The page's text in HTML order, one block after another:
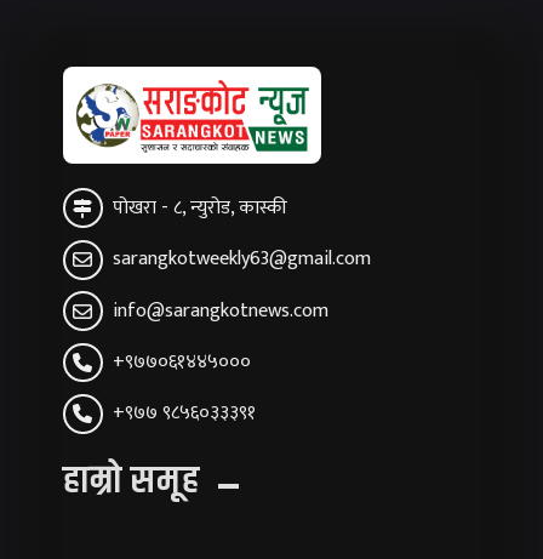
पोखरा - ८, न्युरोड, कास्की
sarangkotweekly63@gmail.com
info@sarangkotnews.com
+९७७०६१४४५०००
+९७७ ९८५६०३३३९१
हाम्रो समूह